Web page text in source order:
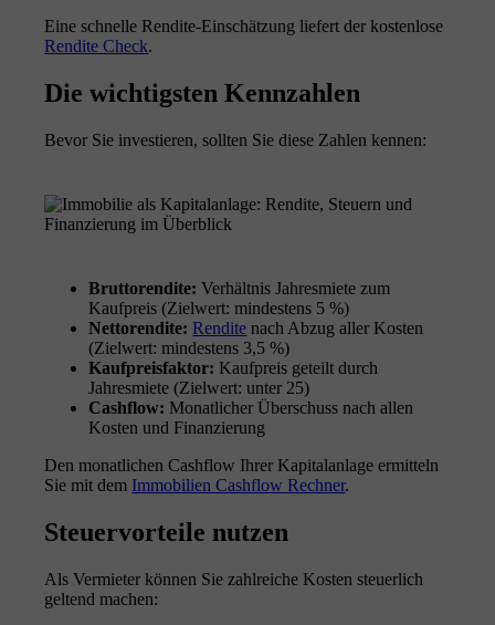
Eine schnelle Rendite-Einschätzung liefert der kostenlose
Rendite Check.
Die wichtigsten Kennzahlen
Bevor Sie investieren, sollten Sie diese Zahlen kennen:
Bruttorendite: Verhältnis Jahresmiete zum
Kaufpreis (Zielwert: mindestens 5 %)
Nettorendite: Rendite nach Abzug aller Kosten
(Zielwert: mindestens 3,5 %)
Kaufpreisfaktor: Kaufpreis geteilt durch
Jahresmiete (Zielwert: unter 25)
Cashflow: Monatlicher Überschuss nach allen
Kosten und Finanzierung
Den monatlichen Cashflow Ihrer Kapitalanlage ermitteln
Sie mit dem Immobilien Cashflow Rechner.
Steuervorteile nutzen
Als Vermieter können Sie zahlreiche Kosten steuerlich
geltend machen: